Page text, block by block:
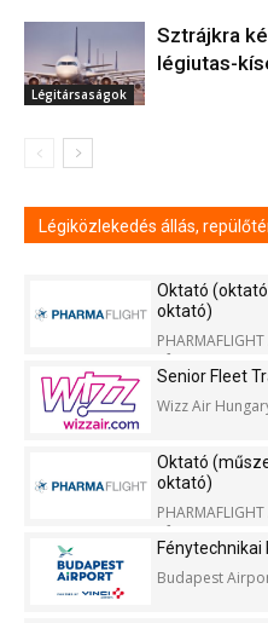
Légitársaságok
Sztrájkra
légiutas-
Légiközlekedés állás,
Oktató
oktató)
Kft.
Senior Fleet
Wizz Air
Oktató
oktató)
Kft.
Budapest